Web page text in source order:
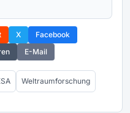
X
Facebook
E-Mail
Weltraumforschung